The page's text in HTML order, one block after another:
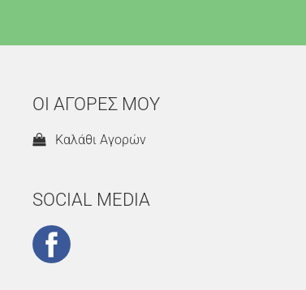
ΟΙ ΑΓΟΡΕΣ ΜΟΥ
Καλάθι Αγορών
SOCIAL MEDIA